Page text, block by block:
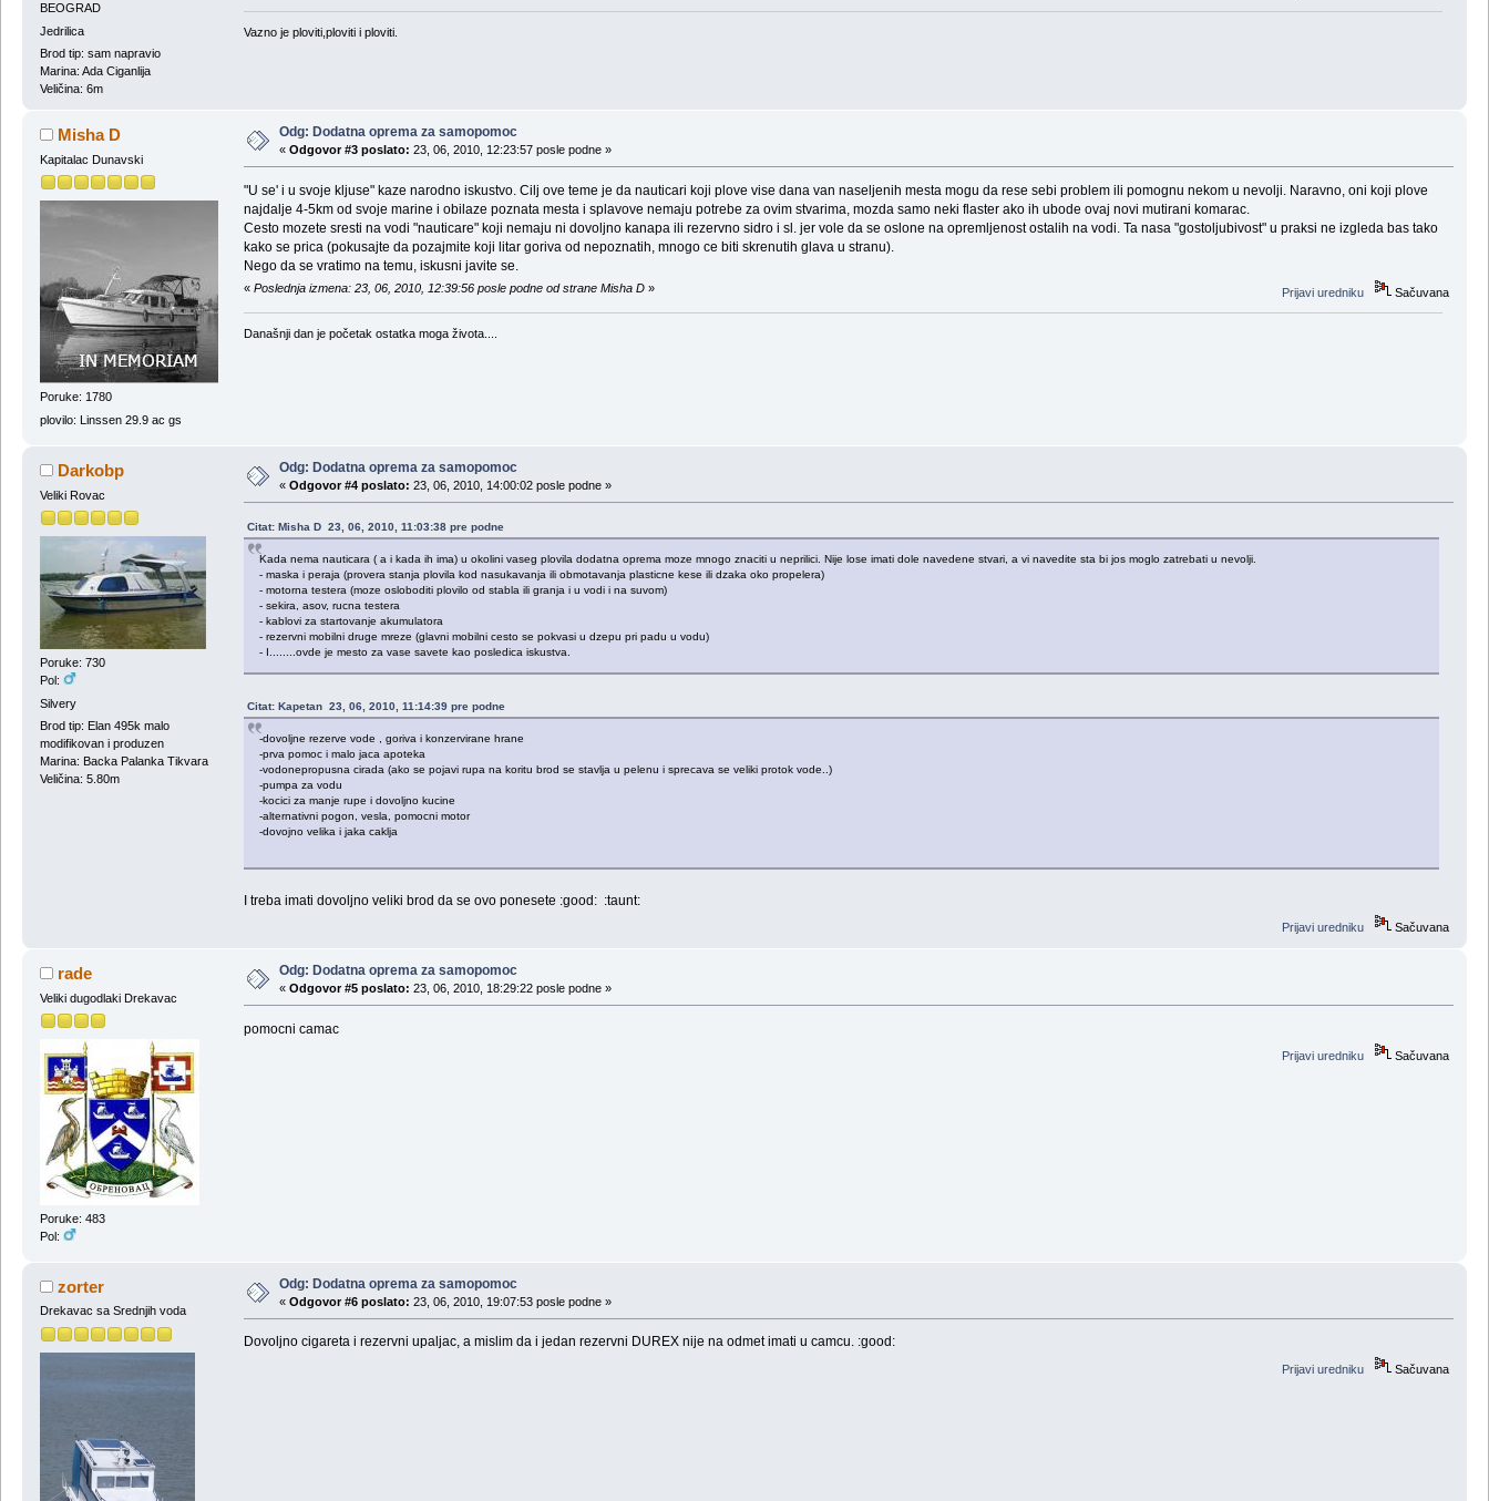
BEOGRAD
Jedrilica
Brod tip: sam napravio
Marina: Ada Ciganlija
Veličina: 6m
Vazno je ploviti,ploviti i ploviti.
Misha D
Kapitalac Dunavski
Poruke: 1780
plovilo: Linssen 29.9 ac gs
Odg: Dodatna oprema za samopomoc
« Odgovor #3 poslato: 23, 06, 2010, 12:23:57 posle podne »
"U se' i u svoje kljuse" kaze narodno iskustvo. Cilj ove teme je da nauticari koji plove vise dana van naseljenih mesta mogu da rese sebi problem ili pomognu nekom u nevolji. Naravno, oni koji plove
najdalje 4-5km od svoje marine i obilaze poznata mesta i splavove nemaju potrebe za ovim stvarima, mozda samo neki flaster ako ih ubode ovaj novi mutirani komarac.
Cesto mozete sresti na vodi "nauticare" koji nemaju ni dovoljno kanapa ili rezervno sidro i sl. jer vole da se oslone na opremljenost ostalih na vodi. Ta nasa "gostoljubivost" u praksi ne izgleda bas tako
kako se prica (pokusajte da pozajmite koji litar goriva od nepoznatih, mnogo ce biti skrenutih glava u stranu).
Nego da se vratimo na temu, iskusni javite se.
« Poslednja izmena: 23, 06, 2010, 12:39:56 posle podne od strane Misha D» Prijavi uredniku Sačuvana
Današnji dan je početak ostatka moga života....
Darkobp
Veliki Rovac
Poruke: 730
Pol:
Silvery
Brod tip: Elan 495k malo
modifikovan i produzen
Marina: Backa Palanka Tikvara
Veličina: 5.80m
Odg: Dodatna oprema za samopomoc
« Odgovor #4 poslato: 23, 06, 2010, 14:00:02 posle podne »
Citat: Misha D 23, 06, 2010, 11:03:38 pre podne
Kada nema nauticara ( a i kada ih ima) u okolini vaseg plovila dodatna oprema moze mnogo znaciti u neprilici. Nije lose imati dole navedene stvari, a vi navedite sta bi jos moglo zatrebati u nevolji.
- maska i peraja (provera stanja plovila kod nasukavanja ili obmotavanja plasticne kese ili dzaka oko propelera)
- motorna testera (moze osloboditi plovilo od stabla ili granja i u vodi i na suvom)
- sekira, asov, rucna testera
- kablovi za startovanje akumulatora
- rezervni mobilni druge mreze (glavni mobilni cesto se pokvasi u dzepu pri padu u vodu)
- I........ovde je mesto za vase savete kao posledica iskustva.
Citat: Kapetan 23, 06, 2010, 11:14:39 pre podne
-dovoljne rezerve vode , goriva i konzervirane hrane
-prva pomoc i malo jaca apoteka
-vodonepropusna cirada (ako se pojavi rupa na koritu brod se stavlja u pelenu i sprecava se veliki protok vode..)
-pumpa za vodu
-kocici za manje rupe i dovoljno kucine
-alternativni pogon, vesla, pomocni motor
-dovojno velika i jaka caklja
I treba imati dovoljno veliki brod da se ovo ponesete :good: :taunt:
Prijavi uredniku Sačuvana
rade
Veliki dugodlaki Drekavac
Poruke: 483
Pol:
Odg: Dodatna oprema za samopomoc
« Odgovor #5 poslato: 23, 06, 2010, 18:29:22 posle podne »
pomocni camac
Prijavi uredniku Sačuvana
zorter
Drekavac sa Srednjih voda
Odg: Dodatna oprema za samopomoc
« Odgovor #6 poslato: 23, 06, 2010, 19:07:53 posle podne »
Dovoljno cigareta i rezervni upaljac, a mislim da i jedan rezervni DUREX nije na odmet imati u camcu. :good:
Prijavi uredniku Sačuvana